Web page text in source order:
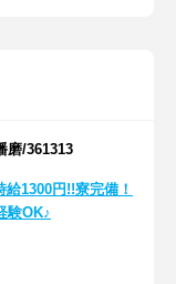
/361313
給1300円!!寮完備！
験OK♪